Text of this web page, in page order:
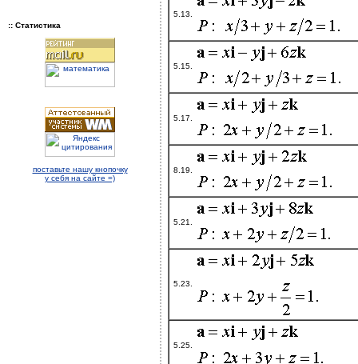
5.13.
5.15.
5.17.
8.19.
5.21.
5.23.
5.25.
:: Статистика
поставьте нашу кнопочку
у себя на сайте =)